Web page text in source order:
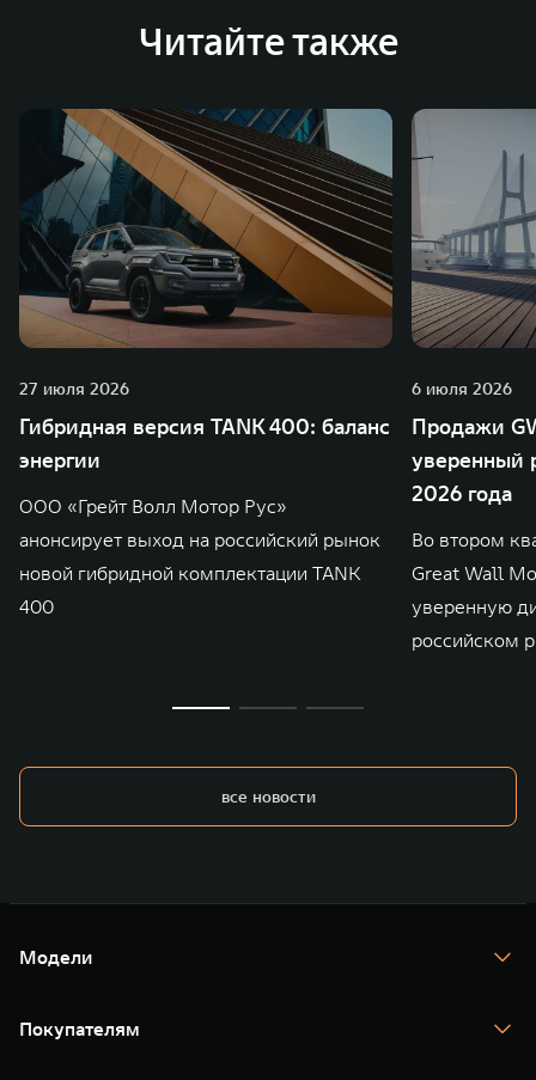
Читайте также
27 июля 2026
Гибридная версия TANK 400: баланс
энергии
ООО «Грейт Волл Мотор Рус»
анонсирует выход на российский рынок
новой гибридной комплектации TANK
400
6 июля 2026
Продажи
уверенный
2026 года
Во втором
Great Wall
уверенную
российском
все новости
Модели
TANK 400
TANK 500
Покупателям